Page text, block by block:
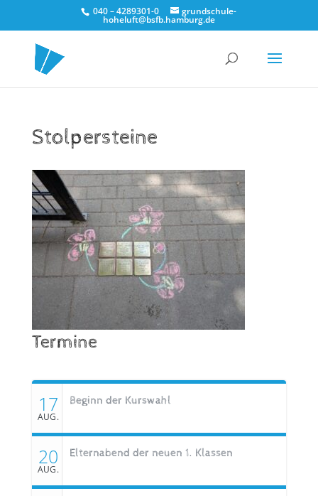
040 – 4289301-0 grundschule-
hoheluft@bsfb.hamburg.de
Stolpersteine
Termine
17
AUG.
Beginn der Kurswahl
20
AUG.
Elternabend der neuen 1. Klassen